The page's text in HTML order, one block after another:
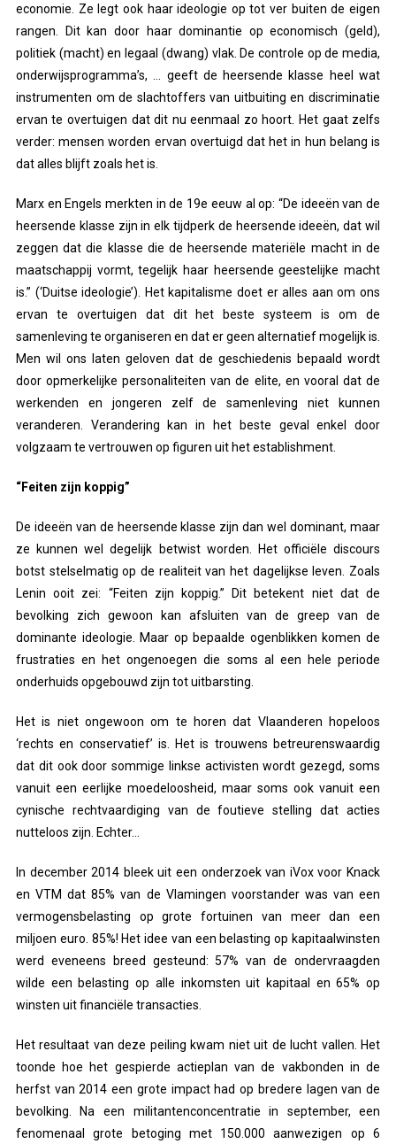
economie. Ze legt ook haar ideologie op tot ver buiten de eigen
rangen. Dit kan door haar dominantie op economisch (geld),
politiek (macht) en legaal (dwang) vlak. De controle op de media,
onderwijsprogramma’s, … geeft de heersende klasse heel wat
instrumenten om de slachtoffers van uitbuiting en discriminatie
ervan te overtuigen dat dit nu eenmaal zo hoort. Het gaat zelfs
verder: mensen worden ervan overtuigd dat het in hun belang is
dat alles blijft zoals het is.
Marx en Engels merkten in de 19e eeuw al op: “De ideeën van de
heersende klasse zijn in elk tijdperk de heersende ideeën, dat wil
zeggen dat die klasse die de heersende materiële macht in de
maatschappij vormt, tegelijk haar heersende geestelijke macht
is.” (‘Duitse ideologie’). Het kapitalisme doet er alles aan om ons
ervan te overtuigen dat dit het beste systeem is om de
samenleving te organiseren en dat er geen alternatief mogelijk is.
Men wil ons laten geloven dat de geschiedenis bepaald wordt
door opmerkelijke personaliteiten van de elite, en vooral dat de
werkenden en jongeren zelf de samenleving niet kunnen
veranderen. Verandering kan in het beste geval enkel door
volgzaam te vertrouwen op figuren uit het establishment.
“Feiten zijn koppig”
De ideeën van de heersende klasse zijn dan wel dominant, maar
ze kunnen wel degelijk betwist worden. Het officiële discours
botst stelselmatig op de realiteit van het dagelijkse leven. Zoals
Lenin ooit zei: “Feiten zijn koppig.” Dit betekent niet dat de
bevolking zich gewoon kan afsluiten van de greep van de
dominante ideologie. Maar op bepaalde ogenblikken komen de
frustraties en het ongenoegen die soms al een hele periode
onderhuids opgebouwd zijn tot uitbarsting.
Het is niet ongewoon om te horen dat Vlaanderen hopeloos
‘rechts en conservatief’ is. Het is trouwens betreurenswaardig
dat dit ook door sommige linkse activisten wordt gezegd, soms
vanuit een eerlijke moedeloosheid, maar soms ook vanuit een
cynische rechtvaardiging van de foutieve stelling dat acties
nutteloos zijn. Echter…
In december 2014 bleek uit een onderzoek van iVox voor Knack
en VTM dat 85% van de Vlamingen voorstander was van een
vermogensbelasting op grote fortuinen van meer dan een
miljoen euro. 85%! Het idee van een belasting op kapitaalwinsten
werd eveneens breed gesteund: 57% van de ondervraagden
wilde een belasting op alle inkomsten uit kapitaal en 65% op
winsten uit financiële transacties.
Het resultaat van deze peiling kwam niet uit de lucht vallen. Het
toonde hoe het gespierde actieplan van de vakbonden in de
herfst van 2014 een grote impact had op bredere lagen van de
bevolking. Na een militantenconcentratie in september, een
fenomenaal grote betoging met 150.000 aanwezigen op 6